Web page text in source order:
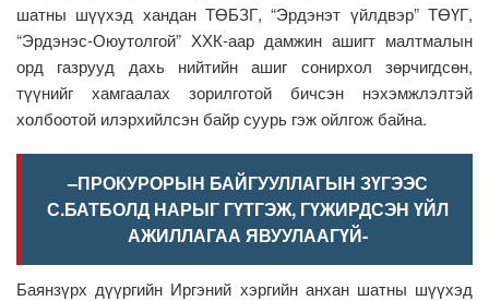
шатны шүүхэд хандан ТӨБЗГ, “Эрдэнэт үйлдвэр” ТӨҮГ,
“Эрдэнэс-Оюутолгой” ХХК-аар дамжин ашигт малтмалын
орд газрууд дахь нийтийн ашиг сонирхол зөрчигдсөн,
түүнийг хамгаалах зорилготой бичсэн нэхэмжлэлтэй
холбоотой илэрхийлсэн байр суурь гэж ойлгож байна.
–ПРОКУРОРЫН БАЙГУУЛЛАГЫН ЗҮГЭЭС
С.БАТБОЛД НАРЫГ ГҮТГЭЖ, ГҮЖИРДСЭН ҮЙЛ
АЖИЛЛАГАА ЯВУУЛААГҮЙ-
Баянзүрх дүүргийн Иргэний хэргийн анхан шатны шүүхэд